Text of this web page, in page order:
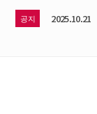
공지 2025.10.21